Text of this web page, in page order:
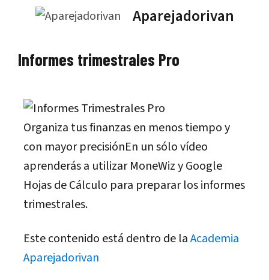
Aparejadorivan
Informes trimestrales Pro
Organiza tus finanzas en menos tiempo y
con mayor precisiónEn un sólo vídeo
aprenderás a utilizar MoneWiz y Google
Hojas de Cálculo para preparar los informes
trimestrales.
Este contenido está dentro de laAcademia
Aparejadorivan